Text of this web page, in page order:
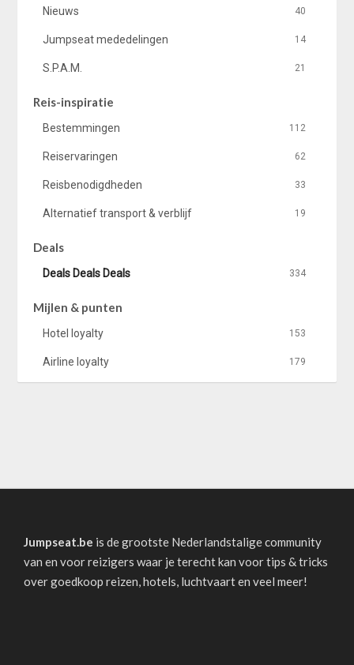
40
Nieuws
14
Jumpseat mededelingen
21
S.P.A.M.
Reis-inspiratie
112
Bestemmingen
62
Reiservaringen
33
Reisbenodigdheden
19
Alternatief transport & verblijf
Deals
334
Deals Deals Deals
Mijlen & punten
153
Hotel loyalty
179
Airline loyalty
Jumpseat.be is de grootste Nederlandstalige community
van en voor reizigers waar je terecht kan voor tips & tricks
over goedkoop reizen, hotels, luchtvaart en veel meer!